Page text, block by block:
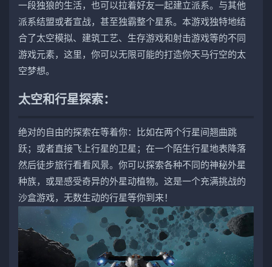
一段独狼的生活，也可以拉着好友一起建立派系。与其他
派系结盟或者宣战，甚至独霸整个星系。本游戏独特地结
合了太空模拟、建筑工艺、生存游戏和射击游戏等的不同
游戏元素，这里，你可以无限可能的打造你天马行空的太
空梦想。
太空和行星探索：
绝对的自由的探索在等着你：比如在两个行星间翘曲跳
跃；或者直接飞上行星的卫星；在一个陌生行星地表降落
然后徒步旅行看看风景。你可以探索各种不同的神秘外星
种族，或是感受奇异的外星动植物。这是一个充满挑战的
沙盒游戏，无数生动的行星等你到来！